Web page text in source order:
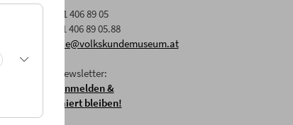
T: +43 1 406 89 05
F: +43 1 406 89 05.88
office@volkskundemuseum.at
Zum Newsletter:
HIER anmelden &
informiert bleiben!